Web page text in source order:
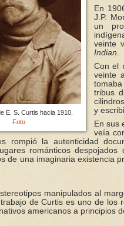
E. S. Curtis hacia 1910.
Foto
En
J.P.
un
veinte
Indian
Con el
veinte
tribus
y
En sus
veía
rompió la autenticidad
románticos
de una imaginaria existencia
manipulados al
de Curtis es uno de los
americanos a principios